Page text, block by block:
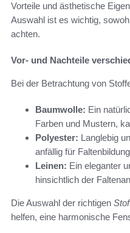
Vorteile und ästhetische
Auswahl ist es wichtig,
achten.
Vor- und Nachteile
Bei der Betrachtung von
Baumwolle: Ein
Farben und Mustern,
Polyester: Langlebig
anfällig für
Leinen: Ein eleganter
hinsichtlich der
Die Auswahl der richtigen
helfen, eine harmonische